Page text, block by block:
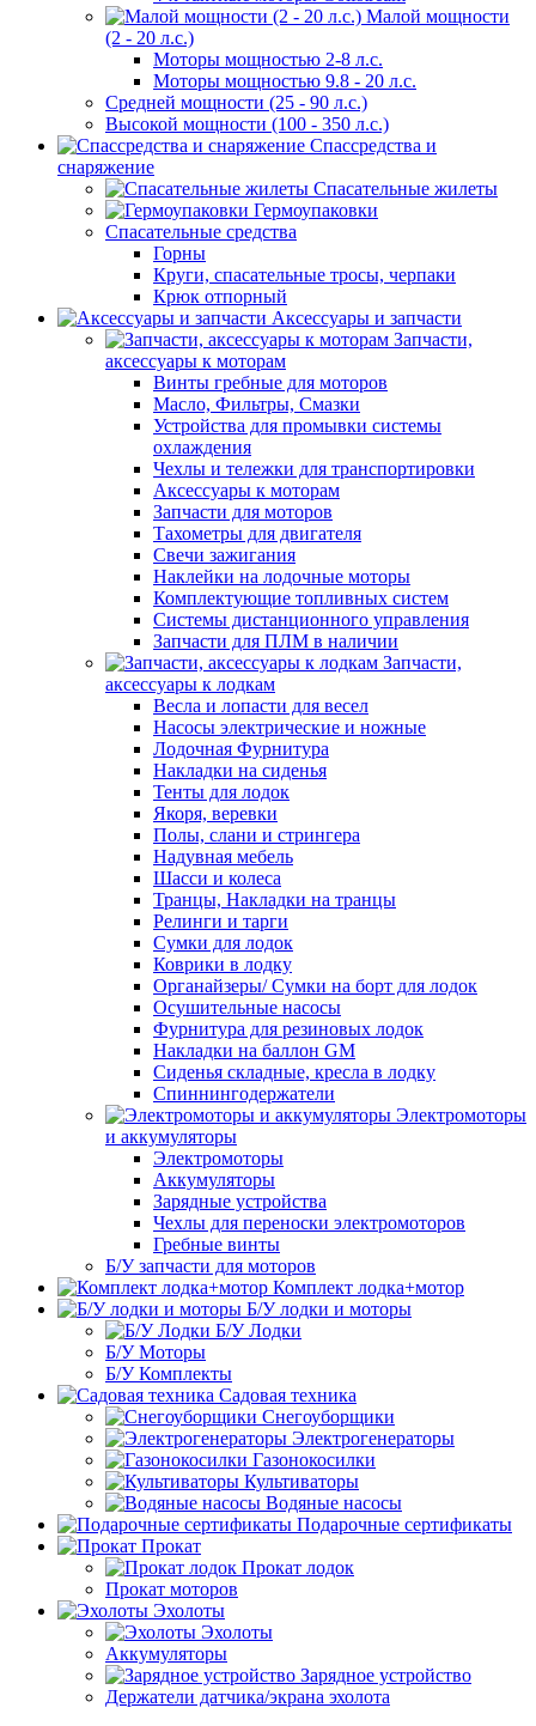
Малой мощности
(2 - 20 л.с.)
Моторы мощностью 2-8 л.с.
Моторы мощностью 9.8 - 20 л.с.
Средней мощности (25 - 90 л.с.)
Высокой мощности (100 - 350 л.с.)
Спассредства и
снаряжение
Спасательные жилеты
Гермоупаковки
Спасательные средства
Горны
Круги, спасательные тросы, черпаки
Крюк отпорный
Аксессуары и запчасти
Запчасти,
аксессуары к моторам
Винты гребные для моторов
Масло, Фильтры, Смазки
Устройства для промывки системы
охлаждения
Чехлы и тележки для транспортировки
Аксессуары к моторам
Запчасти для моторов
Тахометры для двигателя
Свечи зажигания
Наклейки на лодочные моторы
Комплектующие топливных систем
Системы дистанционного управления
Запчасти для ПЛМ в наличии
Запчасти,
аксессуары к лодкам
Весла и лопасти для весел
Насосы электрические и ножные
Лодочная Фурнитура
Накладки на сиденья
Тенты для лодок
Якоря, веревки
Полы, слани и стрингера
Надувная мебель
Шасси и колеса
Транцы, Накладки на транцы
Релинги и тарги
Сумки для лодок
Коврики в лодку
Органайзеры/ Сумки на борт для лодок
Осушительные насосы
Фурнитура для резиновых лодок
Накладки на баллон GM
Сиденья складные, кресла в лодку
Спиннингодержатели
Электромоторы
и аккумуляторы
Электромоторы
Аккумуляторы
Зарядные устройства
Чехлы для переноски электромоторов
Гребные винты
Б/У запчасти для моторов
Комплект лодка+мотор
Б/У лодки и моторы
Б/У Лодки
Б/У Моторы
Б/У Комплекты
Садовая техника
Снегоуборщики
Электрогенераторы
Газонокосилки
Культиваторы
Водяные насосы
Подарочные сертификаты
Прокат
Прокат лодок
Прокат моторов
Эхолоты
Эхолоты
Аккумуляторы
Зарядное устройство
Держатели датчика/экрана эхолота